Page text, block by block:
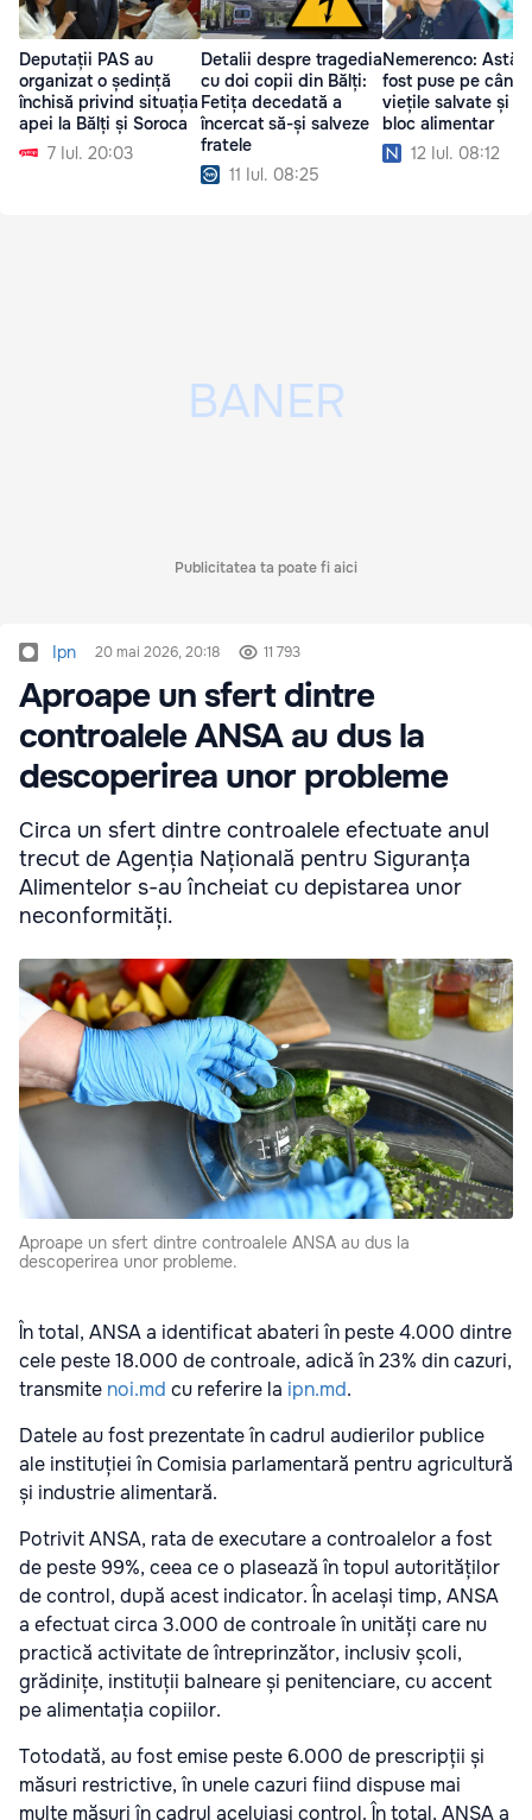
Deputații PAS au
organizat o ședință
închisă privind situația
apei la Bălți și Soroca
7 Iul. 20:03
Detalii despre tragedia
cu doi copii din Bălți:
Fetița decedată a
încercat să-și salveze
fratele
11 Iul. 08:25
Nemerenco:
fost puse pe
viețile salvate și un
bloc alimentar
12 Iul. 08:12
Publicitatea ta poate fi aici
Ipn 20 mai 2026, 20:18 11 793
Aproape un sfert dintre
controalele ANSA au dus la
descoperirea unor probleme
Circa un sfert dintre controalele efectuate anul
trecut de Agenția Națională pentru Siguranța
Alimentelor s-au încheiat cu depistarea unor
neconformități.
Aproape un sfert dintre controalele ANSA au dus la
descoperirea unor probleme.
În total, ANSA a identificat abateri în peste 4.000 dintre
cele peste 18.000 de controale, adică în 23% din cazuri,
transmite noi.md cu referire la ipn.md.
Datele au fost prezentate în cadrul audierilor publice
ale instituției în Comisia parlamentară pentru agricultură
și industrie alimentară.
Potrivit ANSA, rata de executare a controalelor a fost
de peste 99%, ceea ce o plasează în topul autorităților
de control, după acest indicator. În același timp, ANSA
a efectuat circa 3.000 de controale în unități care nu
practică activitate de întreprinzător, inclusiv școli,
grădinițe, instituții balneare și penitenciare, cu accent
pe alimentația copiilor.
Totodată, au fost emise peste 6.000 de prescripții și
măsuri restrictive, în unele cazuri fiind dispuse mai
multe măsuri în cadrul aceluiași control. În total, ANSA a